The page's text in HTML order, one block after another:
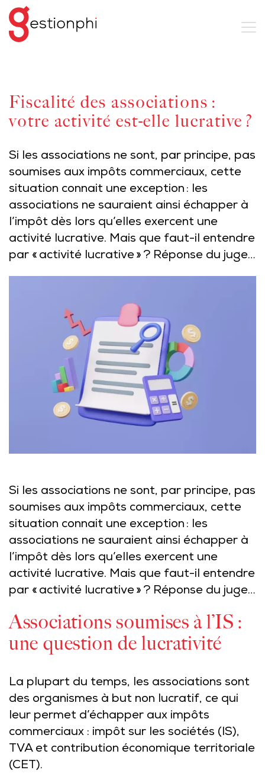
Fiscalité des associations :
votre activité est-elle lucrative ?
Si les associations ne sont, par principe, pas
soumises aux impôts commerciaux, cette
situation connait une exception : les
associations ne sauraient ainsi échapper à
l’impôt dès lors qu’elles exercent une
activité lucrative. Mais que faut-il entendre
par « activité lucrative » ? Réponse du juge…
Si les associations ne sont, par principe, pas
soumises aux impôts commerciaux, cette
situation connait une exception : les
associations ne sauraient ainsi échapper à
l’impôt dès lors qu’elles exercent une
activité lucrative. Mais que faut-il entendre
par « activité lucrative » ? Réponse du juge…
Associations soumises à l’IS :
une question de lucrativité
La plupart du temps, les associations sont
des organismes à but non lucratif, ce qui
leur permet d’échapper aux impôts
commerciaux : impôt sur les sociétés (IS),
TVA et contribution économique territoriale
(CET).